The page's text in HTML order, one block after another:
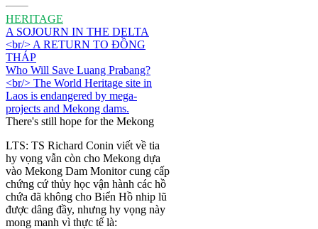
HERITAGE
A SOJOURN IN THE DELTA
<br/> A RETURN TO ĐỒNG
THÁP
Who Will Save Luang Prabang?
<br/> The World Heritage site in
Laos is endangered by mega-
projects and Mekong dams.
There's still hope for the Mekong
LTS: TS Richard Conin viết về tia
hy vọng vẫn còn cho Mekong dựa
vào Mekong Dam Monitor cung cấp
chứng cứ thủy học vận hành các hồ
chứa đã không cho Biển Hồ nhip lũ
được dâng đầy, nhưng hy vọng này
mong manh vì thực tế là: